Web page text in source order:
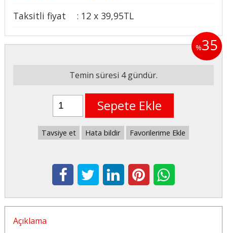
Taksitli fiyat
: 12 x 39,95TL
%35
Temin süresi 4 gündür.
Sepete Ekle
Tavsiye et Hata bildir Favorilerime Ekle
Açıklama